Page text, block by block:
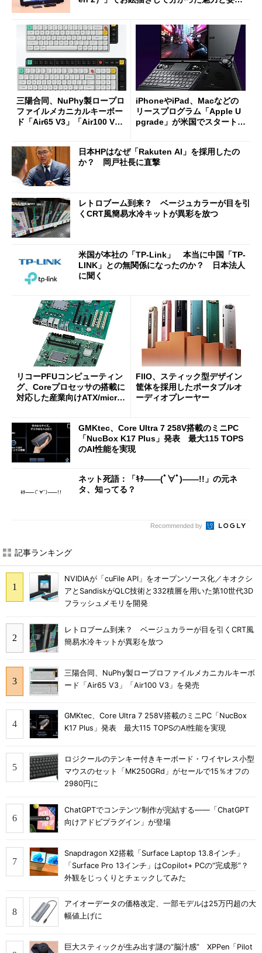
三陽合同、NuPhy製ロープロ
ファイルメカニカルキーボー
ド「Air65 V3」「Air100 V
iPhoneやiPad、Macなどの
リースプログラム「Apple U
pgrade」が米国でスタート／
ut」が明...
日本HPはなぜ「Rakuten AI」を採用したの
か？ 岡戸社長に直撃
レトロブーム到来？ ベージュカラーが目を引
くCRT風簡易水冷キットが異彩を放つ
米国が本社の「TP-Link」 本当に中国「TP-
LINK」との無関係になったのか？ 日本法人
に聞く
リコーPFUコンピューティン
グ、Coreプロセッサの搭載に
対応した産業向けATX/micro
FIIO、スティック型デザイン
筐体を採用したポータブルオ
ーディオプレーヤー
GMKtec、Core Ultra 7 258V搭載のミニPC
「NucBox K17 Plus」発表 最大115 TOPS
のAI性能を実現
ネット死語：「ｷﾀ――(ﾟ∀ﾟ)――!!」の元ネ
タ、知ってる？
Recommended by
記事ランキング
NVIDIAが「cuFile API」をオープンソース化／キオクシ
アとSandiskがQLC技術と332積層を用いた第10世代3D
フラッシュメモリを開発
レトロブーム到来？ ベージュカラーが目を引くCRT風
簡易水冷キットが異彩を放つ
三陽合同、NuPhy製ロープロファイルメカニカルキーボ
ード「Air65 V3」「Air100 V3」を発売
GMKtec、Core Ultra 7 258V搭載のミニPC「NucBox
K17 Plus」発表 最大115 TOPSのAI性能を実現
ロジクールのテンキー付きキーボード・ワイヤレス小型
マウスのセット「MK250GRd」がセールで15％オフの
2980円に
ChatGPTでコンテンツ制作が完結する――「ChatGPT
向けアドビプラグイン」が登場
Snapdragon X2搭載「Surface Laptop 13.8インチ」
「Surface Pro 13インチ」はCopilot+ PCの“完成形”？
外観をじっくりとチェックしてみた
アイオーデータの価格改定、一部モデルは25万円超の大
幅値上げに
巨大スティックが生み出す謎の“脳汁感” XPPen「Pilot